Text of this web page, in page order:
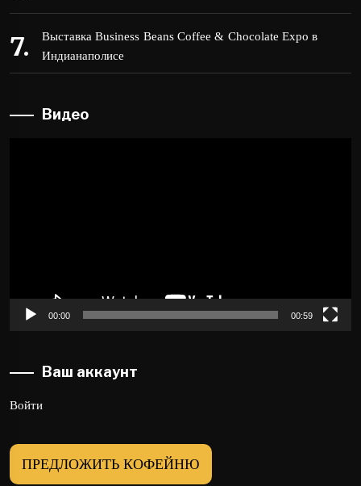
Выставка Business Beans Coffee & Chocolate Expo в
Индианаполисе
Видео
00:00 00:59
Ваш аккаунт
Войти
ПРЕДЛОЖИТЬ КОФЕЙНЮ